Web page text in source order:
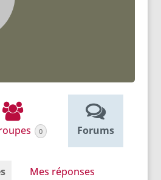
0 Forums
Mes réponses